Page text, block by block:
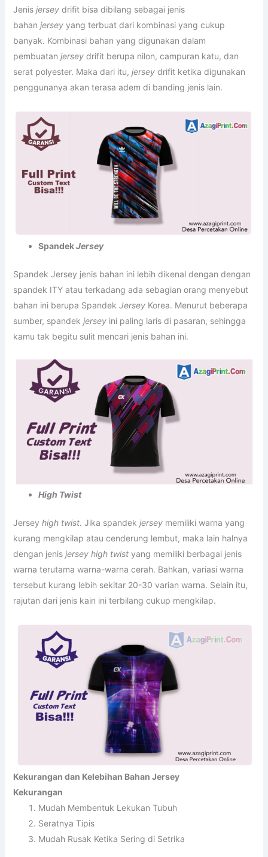
Jenis jerseydrifit bisa dibilang sebagai jenis
bahan jerseyyang terbuat dari kombinasi yang cukup
banyak. Kombinasi bahan yang digunakan dalam
pembuatan jerseydrifit berupa nilon, campuran katu, dan
serat polyester. Maka dari itu, jerseydrifit ketika digunakan
penggunanya akan terasa adem di banding jenis lain.
SpandekJersey
Spandek Jersey jenis bahan ini lebih dikenal dengan dengan
spandek ITY atau terkadang ada sebagian orang menyebut
bahan ini berupa Spandek JerseyKorea. Menurut beberapa
sumber, spandek jerseyini paling laris di pasaran, sehingga
kamu tak begitu sulit mencari jenis bahan ini.
High Twist
Jersey high twist. Jika spandek jerseymemiliki warna yang
kurang mengkilap atau cenderung lembut, maka lain halnya
dengan jenis jersey high twistyang memiliki berbagai jenis
warna terutama warna-warna cerah. Bahkan, variasi warna
tersebut kurang lebih sekitar 20-30 varian warna. Selain itu,
rajutan dari jenis kain ini terbilang cukup mengkilap.
Kekurangan dan Kelebihan Bahan Jersey
Kekurangan
Mudah Membentuk Lekukan Tubuh
Seratnya Tipis
Mudah Rusak Ketika Sering di Setrika